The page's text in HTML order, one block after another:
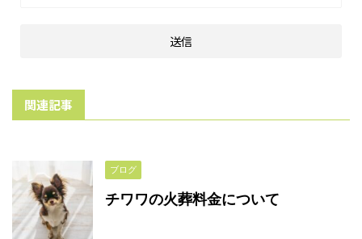
関連記事
ブログ
チワワの火葬料金について